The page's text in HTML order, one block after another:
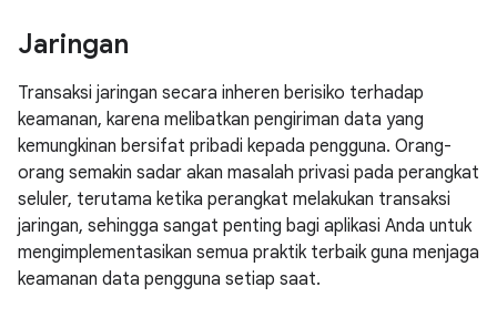
Jaringan
Transaksi jaringan secara inheren berisiko terhadap
keamanan, karena melibatkan pengiriman data yang
kemungkinan bersifat pribadi kepada pengguna. Orang-
orang semakin sadar akan masalah privasi pada perangkat
seluler, terutama ketika perangkat melakukan transaksi
jaringan, sehingga sangat penting bagi aplikasi Anda untuk
mengimplementasikan semua praktik terbaik guna menjaga
keamanan data pengguna setiap saat.